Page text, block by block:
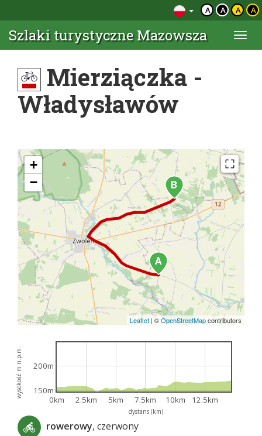
A A A A
Szlaki turystyczne Mazowsza
Mierziączka -
Władysławów
+
−
Leaflet | ©OpenStreetMapcontributors
dystans (km)
wysokość m n.p.m.
0km 2.5km 5km 7.5km 10km 12.5km
150m
200m
rowerowy, czerwony